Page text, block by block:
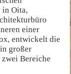
in Oita,
einer
entwickelt die
großer
Bereiche